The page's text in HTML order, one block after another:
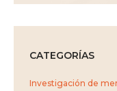
CATEGORÍAS
Investigación de